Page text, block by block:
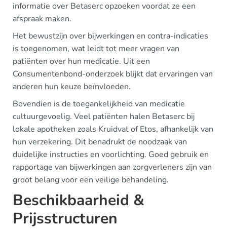
informatie over Betaserc opzoeken voordat ze een
afspraak maken.
Het bewustzijn over bijwerkingen en contra-indicaties
is toegenomen, wat leidt tot meer vragen van
patiënten over hun medicatie. Uit een
Consumentenbond-onderzoek blijkt dat ervaringen van
anderen hun keuze beïnvloeden.
Bovendien is de toegankelijkheid van medicatie
cultuurgevoelig. Veel patiënten halen Betaserc bij
lokale apotheken zoals Kruidvat of Etos, afhankelijk van
hun verzekering. Dit benadrukt de noodzaak van
duidelijke instructies en voorlichting. Goed gebruik en
rapportage van bijwerkingen aan zorgverleners zijn van
groot belang voor een veilige behandeling.
Beschikbaarheid &
Prijsstructuren